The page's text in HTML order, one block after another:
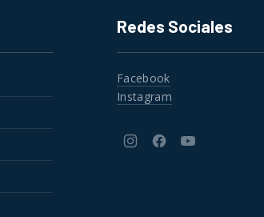
Redes Sociales
Facebook
Instagram
New New New